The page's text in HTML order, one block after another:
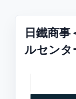
日鐵商
ルセンタ